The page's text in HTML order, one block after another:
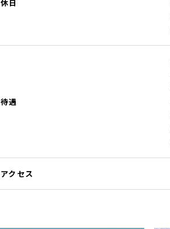
休日
待遇
アクセス